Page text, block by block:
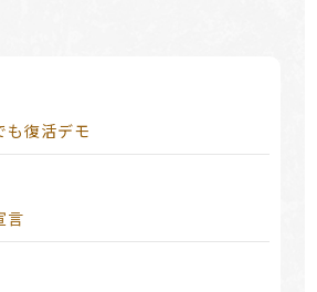
も復活デモ
言